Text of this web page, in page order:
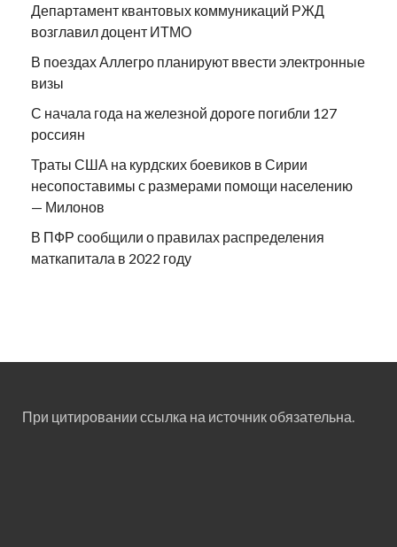
Департамент квантовых коммуникаций РЖД
возглавил доцент ИТМО
В поездах Аллегро планируют ввести электронные
визы
С начала года на железной дороге погибли 127
россиян
Траты США на курдских боевиков в Сирии
несопоставимы с размерами помощи населению
— Милонов
В ПФР сообщили о правилах распределения
маткапитала в 2022 году
При цитировании ссылка на источник обязательна.